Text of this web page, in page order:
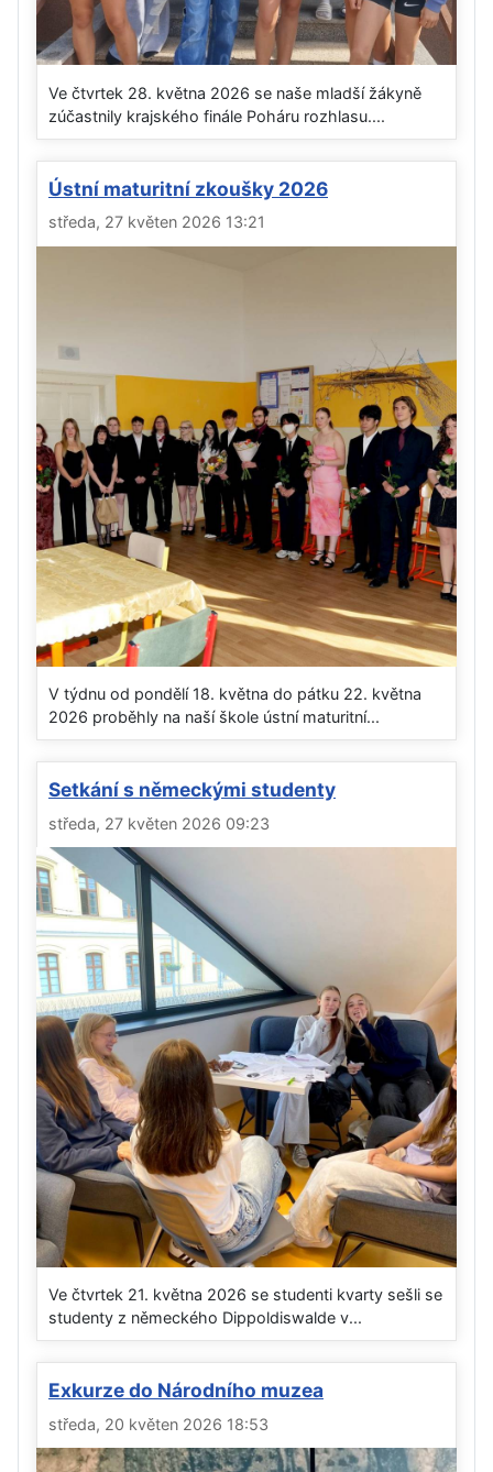
Ve čtvrtek 28. května 2026 se naše mladší žákyně
zúčastnily krajského finále Poháru rozhlasu....
Ústní maturitní zkoušky 2026
středa, 27 květen 2026 13:21
V týdnu od pondělí 18. května do pátku 22. května
2026 proběhly na naší škole ústní maturitní...
Setkání s německými studenty
středa, 27 květen 2026 09:23
Ve čtvrtek 21. května 2026 se studenti kvarty sešli se
studenty z německého Dippoldiswalde v...
Exkurze do Národního muzea
středa, 20 květen 2026 18:53